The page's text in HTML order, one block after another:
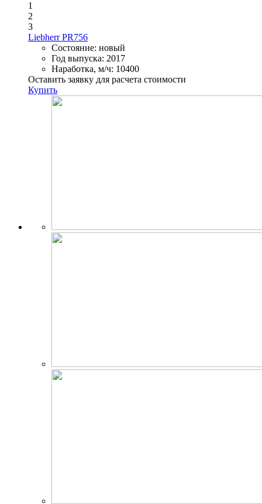
1
2
3
Liebherr PR756
Состояние: новый
Год выпуска: 2017
Наработка, м/ч: 10400
Оставить заявку для расчета стоимости
Купить